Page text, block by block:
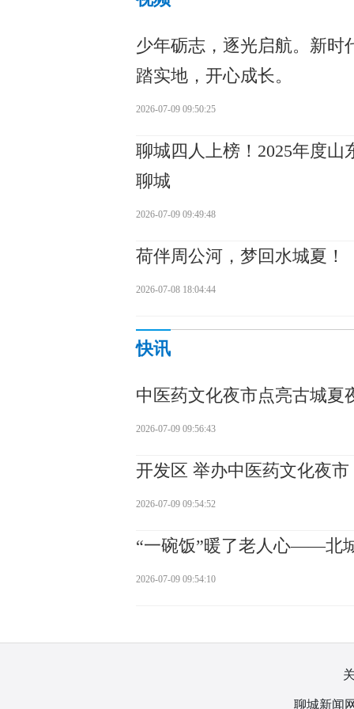
少年砺志，逐光启航。新时
踏实地，开心成长。
2026-07-09 09:50:25
聊城四人上榜！2025年度
聊城
2026-07-09 09:49:48
荷伴周公河，梦回水城夏！
2026-07-08 18:04:44
快讯
中医药文化夜市点亮古城夏
2026-07-09 09:56:43
开发区 举办中医药文化夜市
2026-07-09 09:54:52
“一碗饭”暖了老人心——北
2026-07-09 09:54:10
聊城新闻